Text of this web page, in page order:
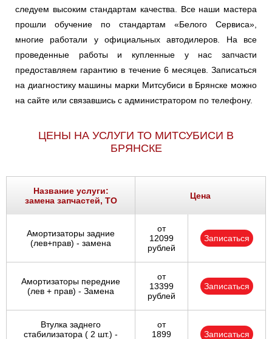
следуем высоким стандартам качества. Все наши мастера
прошли обучение по стандартам «Белого Сервиса»,
многие работали у официальных автодилеров. На все
проведенные работы и купленные у нас запчасти
предоставляем гарантию в течение 6 месяцев. Записаться
на диагностику машины марки Митсубиси в Брянске можно
на сайте или связавшись с администратором по телефону.
ЦЕНЫ НА УСЛУГИ ТО МИТСУБИСИ В
БРЯНСКЕ
Название услуги:
замена запчастей, ТО
Цена
Амортизаторы задние
(лев+прав) - замена
от
12099
рублей
Записаться
Амортизаторы передние
(лев + прав) - Замена
от
13399
рублей
Записаться
Втулка заднего
стабилизатора ( 2 шт.) -
от
1899
Записаться